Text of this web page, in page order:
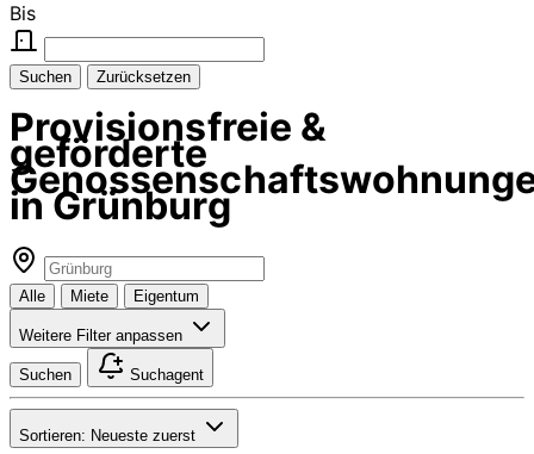
Bis
Suchen Zurücksetzen
Provisionsfreie &
geförderte
in Grünburg
Alle Miete Eigentum
Weitere Filter anpassen
Suchen Suchagent
Sortieren: Neueste zuerst